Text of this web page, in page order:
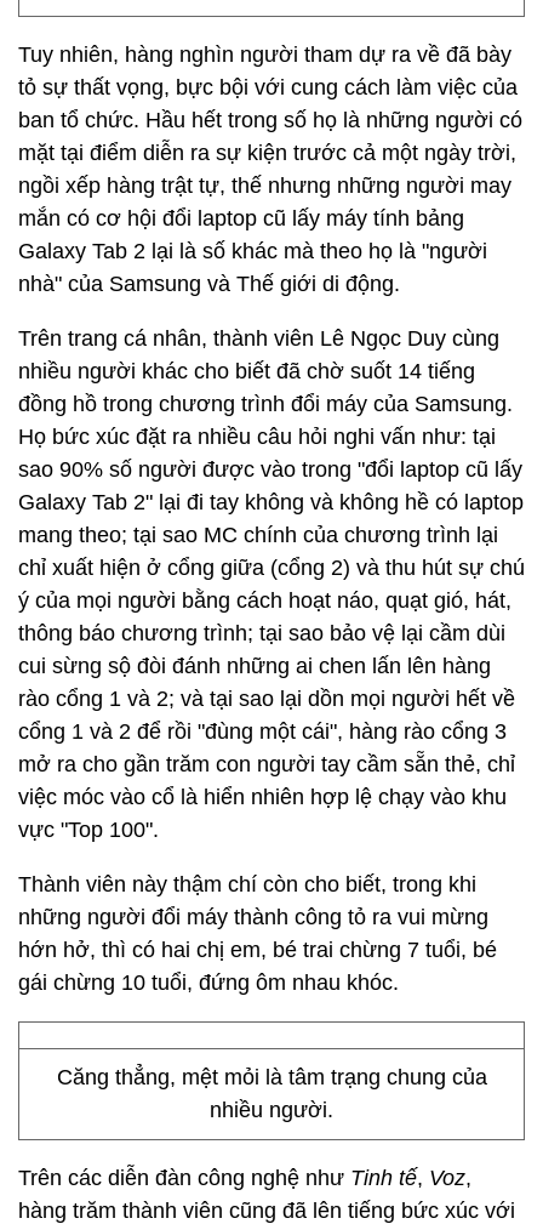
Tuy nhiên, hàng nghìn người tham dự ra về đã bày
tỏ sự thất vọng, bực bội với cung cách làm việc của
ban tổ chức. Hầu hết trong số họ là những người có
mặt tại điểm diễn ra sự kiện trước cả một ngày trời,
ngồi xếp hàng trật tự, thế nhưng những người may
mắn có cơ hội đổi laptop cũ lấy máy tính bảng
Galaxy Tab 2 lại là số khác mà theo họ là "người
nhà" của Samsung và Thế giới di động.
Trên trang cá nhân, thành viên Lê Ngọc Duy cùng
nhiều người khác cho biết đã chờ suốt 14 tiếng
đồng hồ trong chương trình đổi máy của Samsung.
Họ bức xúc đặt ra nhiều câu hỏi nghi vấn như: tại
sao 90% số người được vào trong "đổi laptop cũ lấy
Galaxy Tab 2" lại đi tay không và không hề có laptop
mang theo; tại sao MC chính của chương trình lại
chỉ xuất hiện ở cổng giữa (cổng 2) và thu hút sự chú
ý của mọi người bằng cách hoạt náo, quạt gió, hát,
thông báo chương trình; tại sao bảo vệ lại cầm dùi
cui sừng sộ đòi đánh những ai chen lấn lên hàng
rào cổng 1 và 2; và tại sao lại dồn mọi người hết về
cổng 1 và 2 để rồi "đùng một cái", hàng rào cổng 3
mở ra cho gần trăm con người tay cầm sẵn thẻ, chỉ
việc móc vào cổ là hiển nhiên hợp lệ chạy vào khu
vực "Top 100".
Thành viên này thậm chí còn cho biết, trong khi
những người đổi máy thành công tỏ ra vui mừng
hớn hở, thì có hai chị em, bé trai chừng 7 tuổi, bé
gái chừng 10 tuổi, đứng ôm nhau khóc.
Căng thẳng, mệt mỏi là tâm trạng chung của
nhiều người.
Trên các diễn đàn công nghệ như Tinh tế, Voz,
hàng trăm thành viên cũng đã lên tiếng bức xúc với